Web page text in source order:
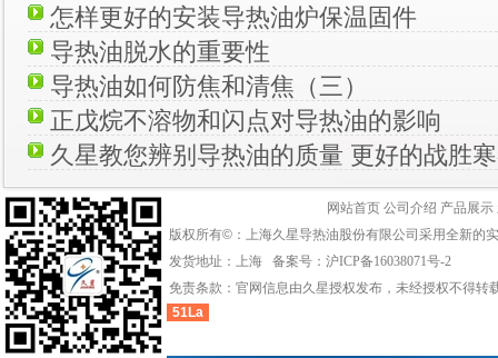
怎样更好的安装导热油炉保温固件
导热油脱水的重要性
导热油如何防焦和清焦（三）
正戊烷不溶物和闪点对导热油的影响
久星教您辨别导热油的质量 更好的战胜
网站首页 公司介绍 产品展示
版权所有©：上海久星导热油股份有限公司采用全新的
发货地址：上海 备案号： 沪ICP备16038071号-2
免责条款：官网信息由久星授权发布，未经授权不得
51La